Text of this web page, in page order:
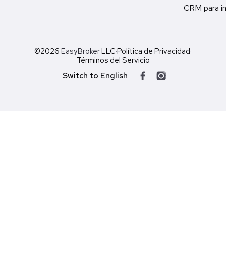
CRM para
©2026 EasyBrokerLLC·Política de Privacidad·
Términos del Servicio
Switch to English